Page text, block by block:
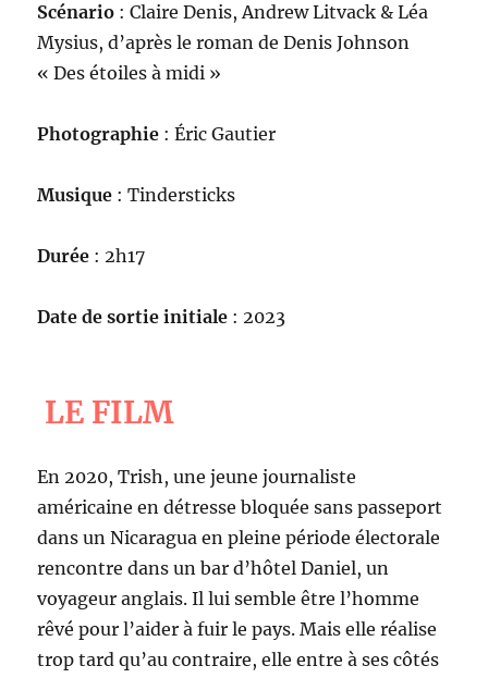
Scénario : Claire Denis, Andrew Litvack & Léa
Mysius, d’après le roman de Denis Johnson
« Des étoiles à midi »
Photographie : Éric Gautier
Musique : Tindersticks
Durée : 2h17
Date de sortie initiale : 2023
LE FILM
En 2020, Trish, une jeune journaliste
américaine en détresse bloquée sans passeport
dans un Nicaragua en pleine période électorale
rencontre dans un bar d’hôtel Daniel, un
voyageur anglais. Il lui semble être l’homme
rêvé pour l’aider à fuir le pays. Mais elle réalise
trop tard qu’au contraire, elle entre à ses côtés